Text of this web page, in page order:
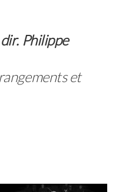
Philippe
et